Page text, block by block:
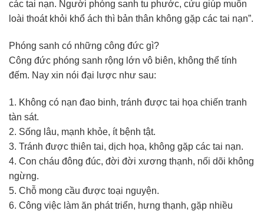
các tai nạn. Người phóng sanh tu phước, cứu giúp muôn
loài thoát khỏi khổ ách thì bản thân không gặp các tai nạn”.
Phóng sanh có những công đức gì?
Công đức phóng sanh rộng lớn vô biên, không thể tính
đếm. Nay xin nói đại lược như sau:
1. Không có nạn đao binh, tránh được tai họa chiến tranh
tàn sát.
2. Sống lâu, mạnh khỏe, ít bệnh tật.
3. Tránh được thiên tai, dịch họa, không gặp các tai nạn.
4. Con cháu đông đúc, đời đời xương thạnh, nối dõi không
ngừng.
5. Chỗ mong cầu được toại nguyện.
6. Công việc làm ăn phát triển, hưng thạnh, gặp nhiều